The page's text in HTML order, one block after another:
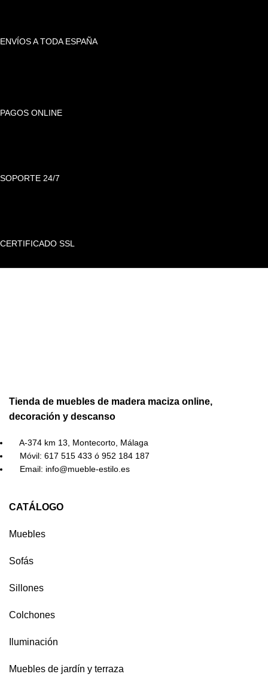
ENVÍOS A TODA ESPAÑA
PAGOS ONLINE
SOPORTE 24/7
CERTIFICADO SSL
Tienda de muebles de madera maciza online,
decoración y descanso
A-374 km 13, Montecorto, Málaga
Móvil: 617 515 433 ó 952 184 187
Email: info@mueble-estilo.es
CATÁLOGO
Muebles
Sofás
Sillones
Colchones
Iluminación
Muebles de jardín y terraza